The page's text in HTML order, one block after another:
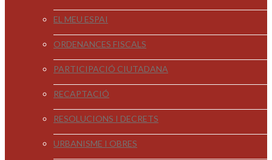
EL MEU ESPAI
ORDENANCES FISCALS
PARTICIPACIÓ CIUTADANA
RECAPTACIÓ
RESOLUCIONS I DECRETS
URBANISME I OBRES